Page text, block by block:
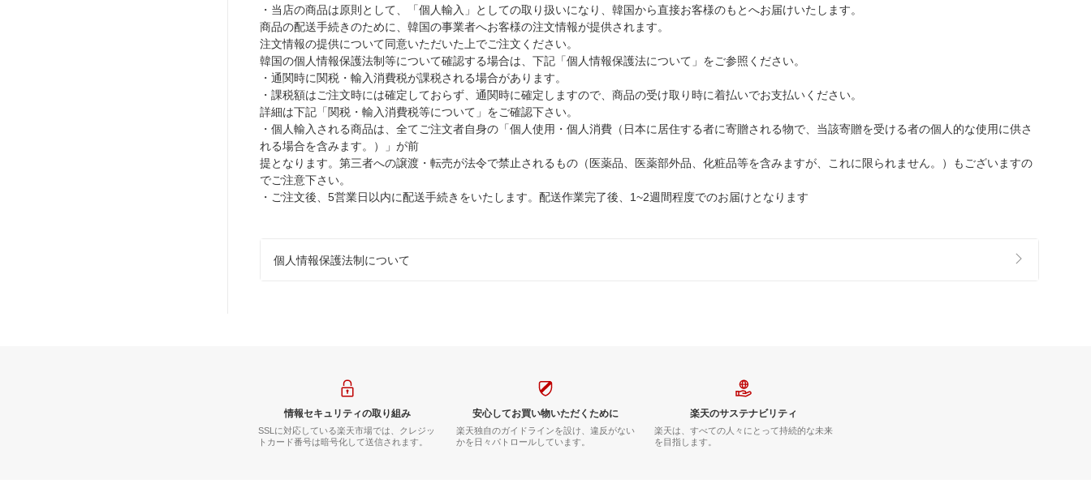
・当店の商品は原則として、「個人輸入」としての取り扱いになり、韓国から直接お客様のもとへお届けいたします。
商品の配送手続きのために、韓国の事業者へお客様の注文情報が提供されます。
注文情報の提供について同意いただいた上でご注文ください。
韓国の個人情報保護法制等について確認する場合は、下記「個人情報保護法について」をご参照ください。
・通関時に関税・輸入消費税が課税される場合があります。
・課税額はご注文時には確定しておらず、通関時に確定しますので、商品の受け取り時に着払いでお支払いください。
詳細は下記「関税・輸入消費税等について」をご確認下さい。
・個人輸入される商品は、全てご注文者自身の「個人使用・個人消費（日本に居住する者に寄贈される物で、当該寄贈を受ける者の個人的な使用に供さ
れる場合を含みます。）」が前
提となります。第三者への譲渡・転売が法令で禁止されるもの（医薬品、医薬部外品、化粧品等を含みますが、これに限られません。）もございますの
でご注意下さい。
・ご注文後、5営業日以内に配送手続きをいたします。配送作業完了後、1~2週間程度でのお届けとなります
個人情報保護法制について
情報セキュリティの取り組み
SSLに対応している楽天市場では、クレジッ
トカード番号は暗号化して送信されます。
安心してお買い物いただくために
楽天独自のガイドラインを設け、違反がない
かを日々パトロールしています。
楽天のサステナビリティ
楽天は、すべての人々にとって持続的な未来
を目指します。